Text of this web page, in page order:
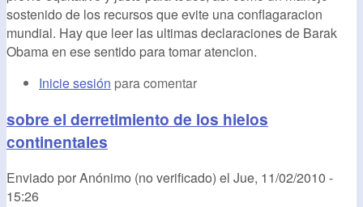
sostenido de los recursos que evite una conflagaracion
mundial. Hay que leer las ultimas declaraciones de Barak
Obama en ese sentido para tomar atencion.
Inicie sesión para comentar
sobre el derretimiento de los hielos
continentales
Enviado porAnónimo (no verificado) el Jue, 11/02/2010 -
15:26